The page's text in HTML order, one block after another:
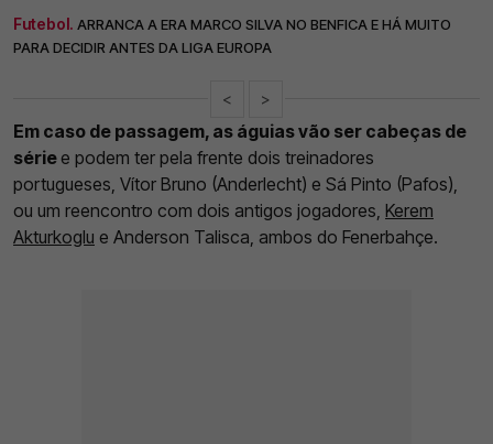
Futebol. ARRANCA A ERA MARCO SILVA NO BENFICA E HÁ MUITO
PARA DECIDIR ANTES DA LIGA EUROPA
< >
Em caso de passagem, as águias vão ser cabeças de
série e podem ter pela frente dois treinadores
portugueses, Vítor Bruno (Anderlecht) e Sá Pinto (Pafos),
ou um reencontro com dois antigos jogadores, Kerem
Akturkoglu e Anderson Talisca, ambos do Fenerbahçe.